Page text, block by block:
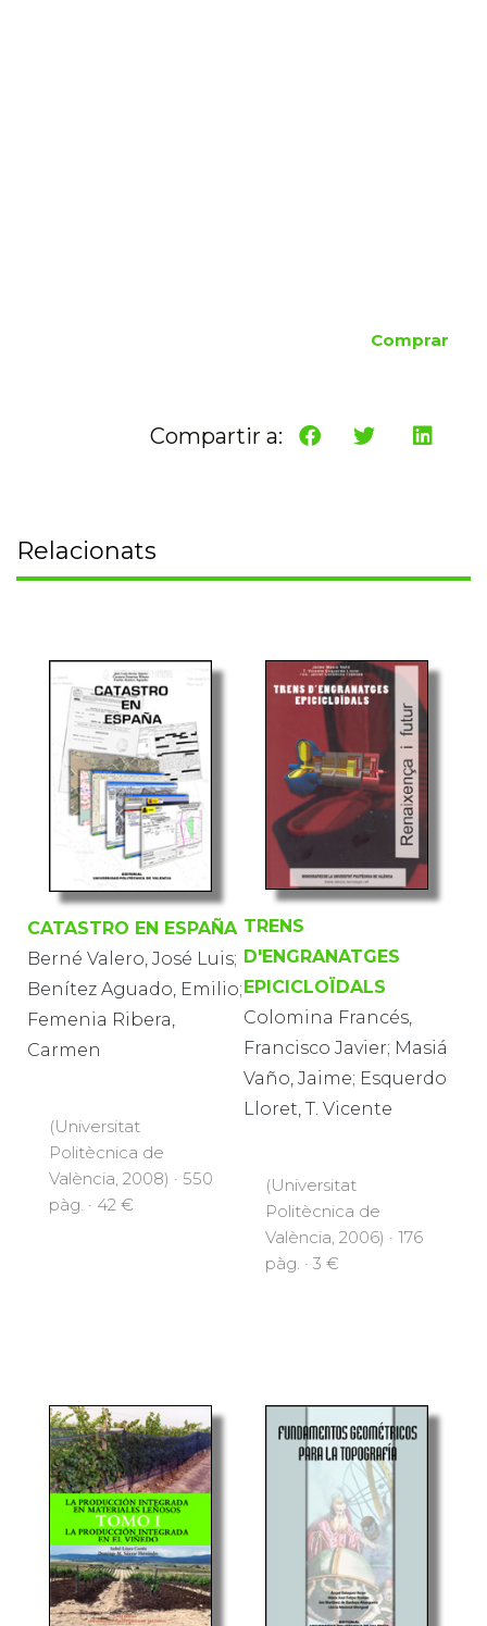
Comprar
Compartir a:
Relacionats
CATASTRO EN ESPAÑA
Berné Valero, José Luis;
Benítez Aguado, Emilio;
Femenia Ribera,
Carmen
(Universitat
Politècnica de
València, 2008) · 550
pàg. · 42 €
TRENS
D'ENGRANATGES
EPICICLOÏDALS
Colomina Francés,
Francisco Javier; Masiá
Vaño, Jaime; Esquerdo
Lloret, T. Vicente
(Universitat
Politècnica de
València, 2006) · 176
pàg. · 3 €